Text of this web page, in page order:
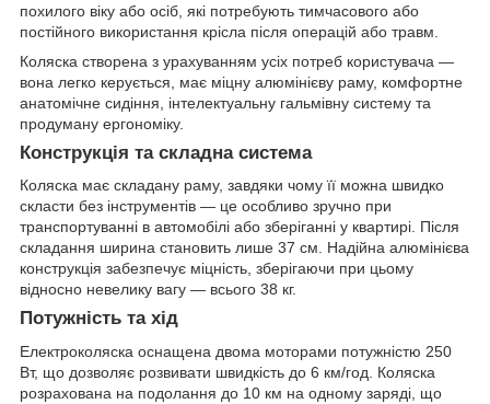
похилого віку або осіб, які потребують тимчасового або
постійного використання крісла після операцій або травм.
Коляска створена з урахуванням усіх потреб користувача —
вона легко керується, має міцну алюмінієву раму, комфортне
анатомічне сидіння, інтелектуальну гальмівну систему та
продуману ергономіку.
Конструкція та складна система
Коляска має складану раму, завдяки чому її можна швидко
скласти без інструментів — це особливо зручно при
транспортуванні в автомобілі або зберіганні у квартирі. Після
складання ширина становить лише 37 см. Надійна алюмінієва
конструкція забезпечує міцність, зберігаючи при цьому
відносно невелику вагу — всього 38 кг.
Потужність та хід
Електроколяска оснащена двома моторами потужністю 250
Вт, що дозволяє розвивати швидкість до 6 км/год. Коляска
розрахована на подолання до 10 км на одному заряді, що